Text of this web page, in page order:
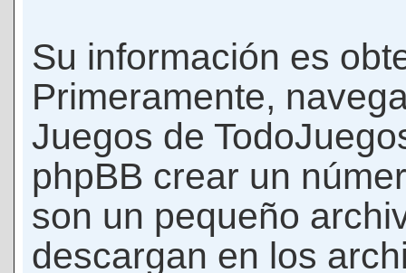
Su información es
Primeramente,
Juegos de
phpBB crear un
son un pequeño
descargan en los